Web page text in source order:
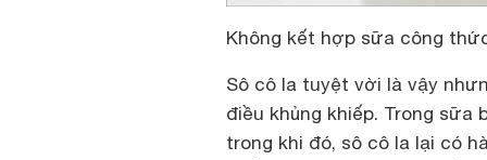
Không kết hợp sữa công
Sô cô la tuyệt vời là vậy
điều khủng khiếp. Trong sữa
trong khi đó, sô cô la lại có